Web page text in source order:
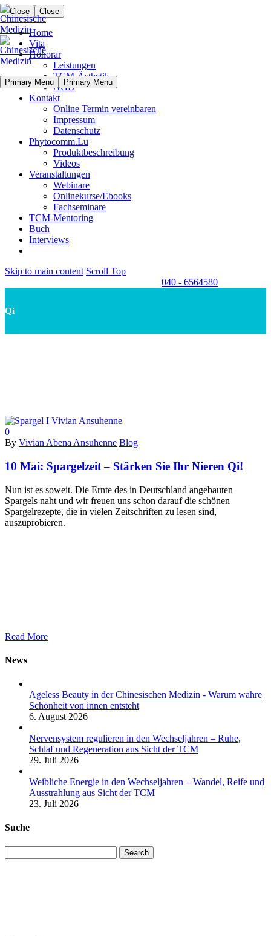
Close Close
Home
Vita
Honorar
Leistungen
TCM-Ästhetik
AGB
Kontakt
Online Termin vereinbaren
Impressum
Datenschutz
Phytocomm.Lu
Produktbeschreibung
Videos
Veranstaltungen
Webinare
Onlinekurse/Ebooks
Fachseminare
TCM-Mentoring
Buch
Interviews
Skip to main content Scroll Top
040 - 6564580
Primary Menu Primary Menu
Qi
0
By Vivian Abena Ansuhenne Blog
10 Mai: Spargelzeit – Stärken Sie Ihr Nieren Qi!
Nun ist es soweit. Die Ernte des in Deutschland angebauten
Spargels naht und wir freuen uns schon darauf die schönen
Spargelrezepte, die in vielen Zeitschriften zu lesen sind,
auszuprobieren.
Read More
News
Ageless Beauty in der Chinesischen Medizin - Warum wahre
Schönheit von innen entsteht
6. August 2026
Nervensystem regulieren in den Wechseljahren – Ruhe,
Schlaf und Regeneration aus Sicht der TCM
29. Juli 2026
Weibliche Energie in den Wechseljahren – Wandel, Reife und
Ausstrahlung aus Sicht der TCM
23. Juli 2026
Suche
Search